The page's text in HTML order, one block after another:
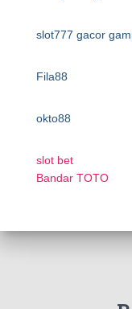
slot777 gacor
Fila88
okto88
slot bet
Bandar TOTO